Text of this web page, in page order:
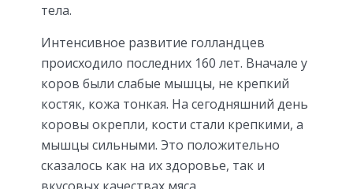
тела.
Интенсивное развитие голландцев
происходило последних 160 лет. Вначале у
коров были слабые мышцы, не крепкий
костяк, кожа тонкая. На сегодняшний день
коровы окрепли, кости стали крепкими, а
мышцы сильными. Это положительно
сказалось как на их здоровье, так и
вкусовых качествах мяса.